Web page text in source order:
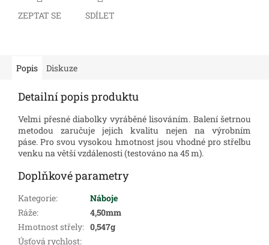
ZEPTAT SE SDÍLET
Popis Diskuze
Detailní popis produktu
Velmi přesné diabolky vyráběné lisováním. Balení šetrnou
metodou zaručuje jejich kvalitu nejen na výrobním
páse. Pro svou vysokou hmotnost jsou vhodné pro střelbu
venku na větší vzdálenosti (testováno na 45 m).
Doplňkové parametry
Kategorie:
Náboje
Ráže:
4,50mm
Hmotnost střely: 0,547g
Úsťová rychlost: